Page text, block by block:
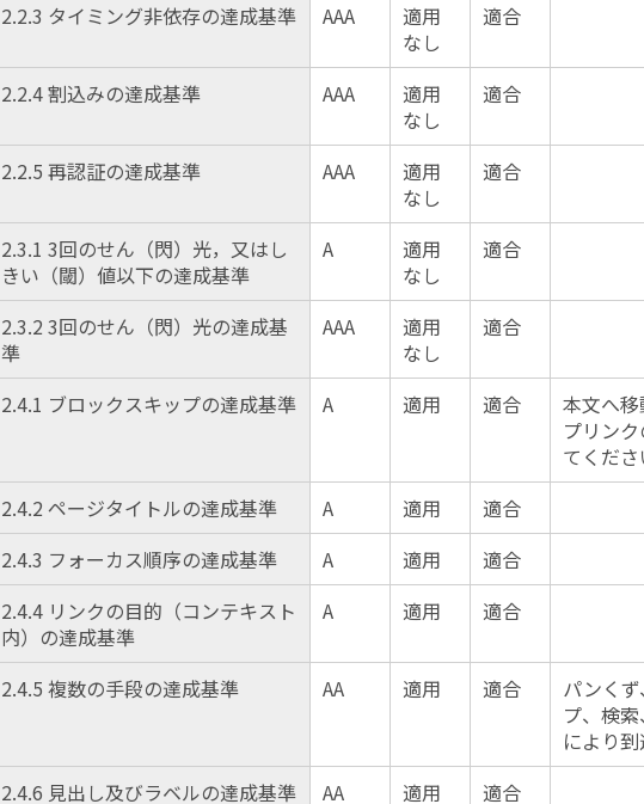
2.2.3 タイミング非依存の達成基準 AAA
適用
なし
適合
2.2.4 割込みの達成基準 AAA
適用
なし
適合
2.2.5 再認証の達成基準 AAA
適用
なし
適合
2.3.1 3回のせん（閃）光，又はし
きい（閾）値以下の達成基準
A
適用
なし
適合
2.3.2 3回のせん（閃）光の達成基
準
AAA
適用
なし
適合
2.4.1 ブロックスキップの達成基準 A 適用 適合
本文へ
プリン
てくださ
2.4.2 ページタイトルの達成基準
A 適用
適合
2.4.3 フォーカス順序の達成基準
A 適用
適合
2.4.4 リンクの目的（コンテキスト
内）の達成基準
A 適用 適合
2.4.5 複数の手段の達成基準 AA 適用 適合
パンく
プ、検
により
2.4.6 見出し及びラベルの達成基準
AA 適用 適合